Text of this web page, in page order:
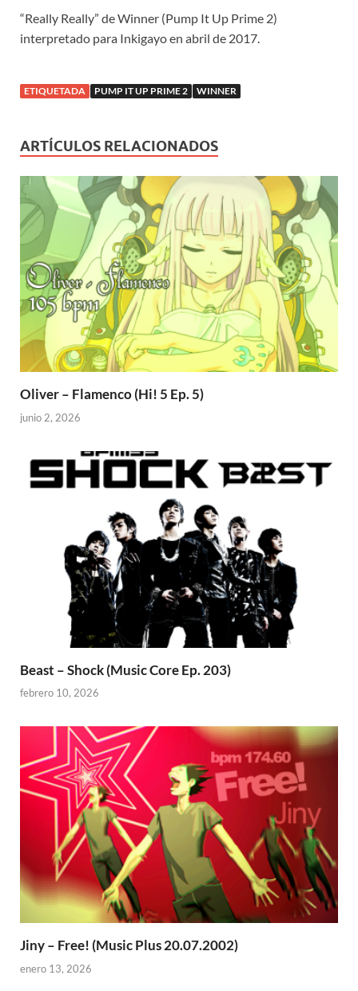
“Really Really” de Winner (Pump It Up Prime 2)
interpretado para Inkigayo en abril de 2017.
ETIQUETADA PUMP IT UP PRIME 2 WINNER
ARTÍCULOS RELACIONADOS
Oliver – Flamenco (Hi! 5 Ep. 5)
junio 2, 2026
Beast – Shock (Music Core Ep. 203)
febrero 10, 2026
Jiny – Free! (Music Plus 20.07.2002)
enero 13, 2026